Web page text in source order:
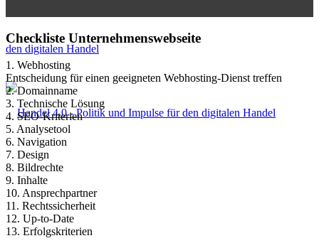
Politik
Checkliste Unternehmenswebseite
1. Webhosting
Entscheidung für einen geeigneten Webhosting-Dienst treffen
2. Domainname
3. Technische Lösung
4. SEO-Kriterien
5. Analysetool
6. Navigation
7. Design
8. Bildrechte
9. Inhalte
10. Ansprechpartner
11. Rechtssicherheit
12. Up-to-Date
13. Erfolgskriterien